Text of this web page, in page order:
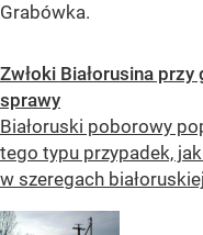
Grabówka.
Zwłoki Białorusina
sprawy
Białoruski poborowy
tego typu przypadek,
w szeregach